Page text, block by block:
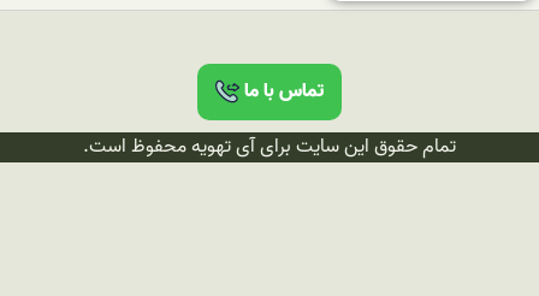
تماس با ما
تمام حقوق این سایت برای آی تهویه محفوظ است.